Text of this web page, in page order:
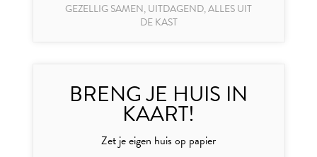
GEZELLIG SAMEN, UITDAGEND, ALLES UIT
DE KAST
BRENG JE HUIS IN
KAART!
Zet je eigen huis op papier